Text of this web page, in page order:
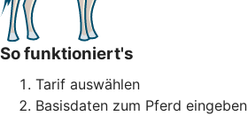
So funktioniert's
Tarif auswählen
Basisdaten zum Pferd eingeben